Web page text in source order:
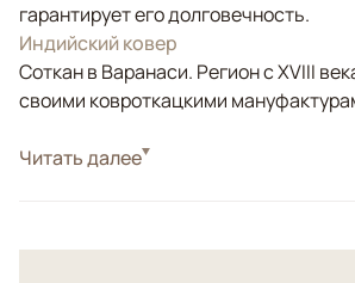
гарантирует его долговечность.
Индийский ковер
Соткан в Варанаси. Регион с XVIII
своими ковроткацкими
СтильСовременные
Читать далее